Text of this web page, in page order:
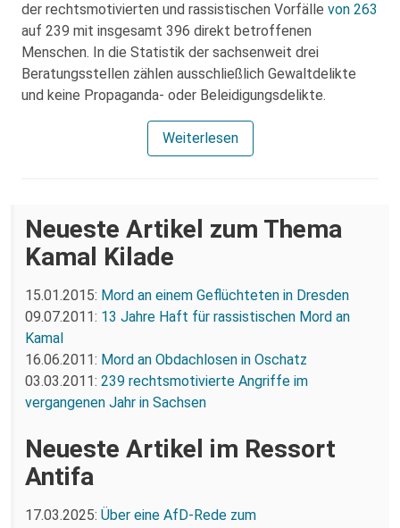
der rechtsmotivierten und rassistischen Vorfälle von 263
auf 239 mit insgesamt 396 direkt betroffenen
Menschen. In die Statistik der sachsenweit drei
Beratungsstellen zählen ausschließlich Gewaltdelikte
und keine Propaganda- oder Beleidigungsdelikte.
Weiterlesen
Neueste Artikel zum Thema
Kamal Kilade
15.01.2015: Mord an einem Geflüchteten in Dresden
09.07.2011: 13 Jahre Haft für rassistischen Mord an
Kamal
16.06.2011: Mord an Obdachlosen in Oschatz
03.03.2011: 239 rechtsmotivierte Angriffe im
vergangenen Jahr in Sachsen
Neueste Artikel im Ressort
Antifa
17.03.2025: Über eine AfD-Rede zum